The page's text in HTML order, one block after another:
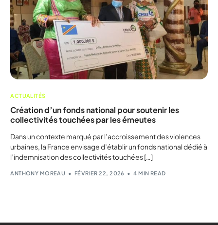
ACTUALITÉS
Création d’un fonds national pour soutenir les
collectivités touchées par les émeutes
Dans un contexte marqué par l’accroissement des violences
urbaines, la France envisage d’établir un fonds national dédié à
l’indemnisation des collectivités touchées […]
ANTHONY MOREAU FÉVRIER 22, 2026 4 MIN READ